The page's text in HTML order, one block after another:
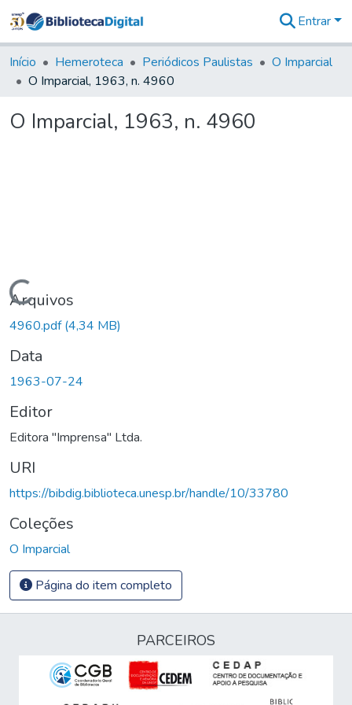
&
Coleções
Tudo na
Digital
Entrar
Início Hemeroteca Periódicos Paulistas
O Imparcial
O Imparcial, 1963, n. 4960
O Imparcial, 1963, n. 4960
Carregando...
Arquivos
4960.pdf(4,34 MB)
Data
1963-07-24
Editor
Editora "Imprensa" Ltda.
URI
https://bibdig.biblioteca.unesp.br/handle/10/33780
Coleções
O Imparcial
Página do item completo
PARCEIROS